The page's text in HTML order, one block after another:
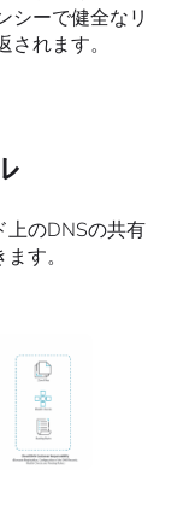
シーで健全なリ
されます。
上のDNSの共有
す。